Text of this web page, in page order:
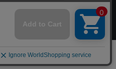
All rights reserved.
ォン ｜PC